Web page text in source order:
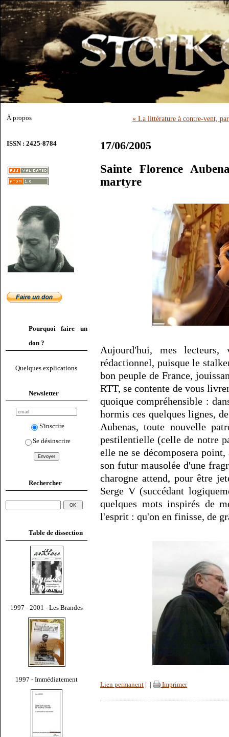
À propos
ISSN : 2425-8784
Pourquoi faire un
don ?
Quelques explications
Newsletter
S'inscrire
Se désinscrire
Rechercher
Table de dissection
1997 - 2001 - Les Brandes
1997 - Immédiatement
« La littérature à contre-vent,
17/06/2005
Sainte Florence
martyre
Aujourd'hui, mes
rédactionnel, puisque le
bon peuple de France,
RTT, se contente de vous
quoique compréhensible :
hormis ces quelques lignes,
Aubenas, toute nouvelle
pestilentielle (celle de notre
elle ne se décomposera
son futur mausolée d'une
charogne attend, pour être
Serge V (succédant
quelques mots inspirés de
l'esprit : qu'on en finisse, de
Lien permanent Imprimer